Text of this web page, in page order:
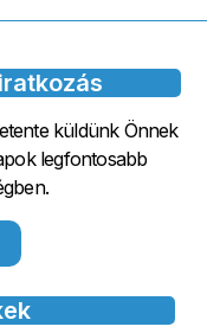
küldünk Önnek
legfontosabb